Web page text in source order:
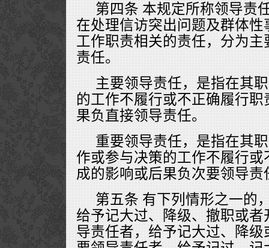
第四条 本规定所称领导责
在处理信访突出问题及群体
工作职责相关的责任，分为
责任。
主要领导责任，是指在其
的工作不履行或不正确履行
果负直接领导责任。
重要领导责任，是指在其
作或参与决策的工作不履行
成的影响或后果负次要领导责
第五条 有下列情形之一的
给予记大过、降级、撤职或
导责任者，给予记大过、降